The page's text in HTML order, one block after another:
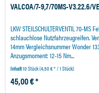
VALCOA/7-9,7/70MS-V3.22.6/
LKW STEILSCHULTERVENTIL 70-
schlauchlose Nutzfahrzeugreifen.
14mm Vergleichsnummer Wonder
Anzugsmoment: 12-15 Nm...
Inhalt10 Stück(4,50 € * / 1 Stück)
45,00 € *